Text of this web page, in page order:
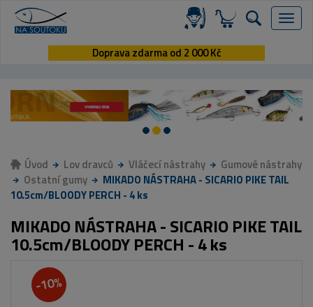
Menu
Doprava zdarma od 2 000 Kč
Úvod Lov dravců Vláčecí nástrahy
Gumové nástrahy
Ostatní gumy
MIKADO NÁSTRAHA - SICARIO PIKE TAIL
10.5cm/BLOODY PERCH - 4 ks
MIKADO NÁSTRAHA - SICARIO PIKE TAIL
10.5cm/BLOODY PERCH - 4 ks
-10%